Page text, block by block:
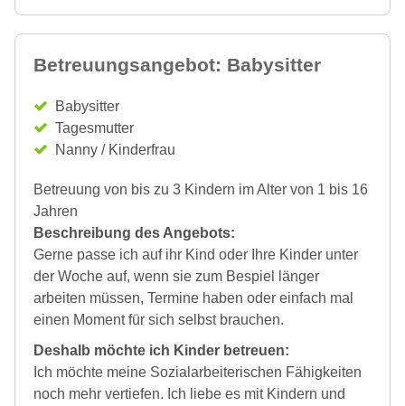
Betreuungsangebot: Babysitter
Babysitter
Tagesmutter
Nanny / Kinderfrau
Betreuung von bis zu 3 Kindern im Alter von 1 bis 16
Jahren
Beschreibung des Angebots:
Gerne passe ich auf ihr Kind oder Ihre Kinder unter
der Woche auf, wenn sie zum Bespiel länger
arbeiten müssen, Termine haben oder einfach mal
einen Moment für sich selbst brauchen.
Deshalb möchte ich Kinder betreuen:
Ich möchte meine Sozialarbeiterischen Fähigkeiten
noch mehr vertiefen. Ich liebe es mit Kindern und